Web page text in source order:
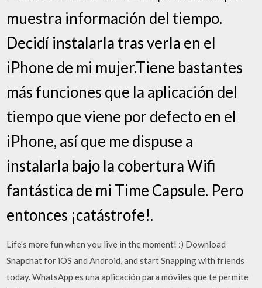
muestra información del tiempo.
Decidí instalarla tras verla en el
iPhone de mi mujer.Tiene bastantes
más funciones que la aplicación del
tiempo que viene por defecto en el
iPhone, así que me dispuse a
instalarla bajo la cobertura Wifi
fantástica de mi Time Capsule. Pero
entonces ¡catástrofe!.
Life's more fun when you live in the moment! :) Download
Snapchat for iOS and Android, and start Snapping with friends
today. WhatsApp es una aplicación para móviles que te permite